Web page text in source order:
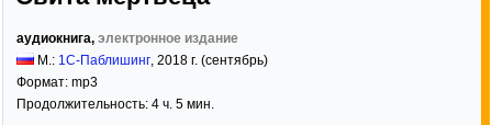
аудиокнига, электронное издание
М.: 1С-Паблишинг, 2018 г. (сентябрь)
Формат: mp3
Продолжительность: 4 ч. 5 мин.